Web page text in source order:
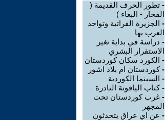
- تطور الحرف القديمة (
الفخار - البغاء )
- الجزيرة الفراتية وتواجد
العرب بها
- دراسة في بداية تغير
الاستقرار البشري
- الكورد سكان كوردستان
-كوردستان ام بلاد اشور
- السينما الكوردية
-كتاب الياقوتة النادرة
- غرب كوردستان تحت
المجهر
- عن اي عراق يتحدثون